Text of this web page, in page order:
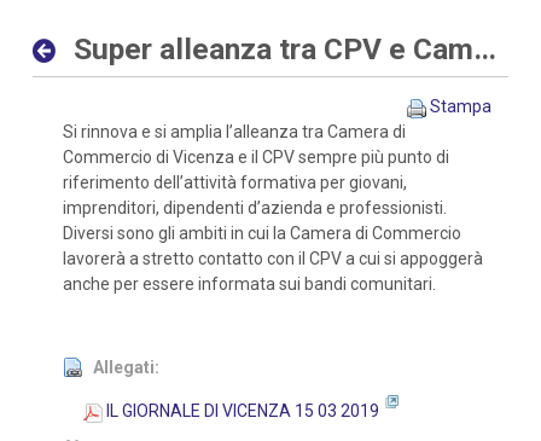
Super alleanza tra CPV e Camera di Commercio di Vicenza
Stampa
Si rinnova e si amplia l’alleanza tra Camera di
Commercio di Vicenza e il CPV sempre più punto di
riferimento dell’attività formativa per giovani,
imprenditori, dipendenti d’azienda e professionisti.
Diversi sono gli ambiti in cui la Camera di Commercio
lavorerà a stretto contatto con il CPV a cui si appoggerà
anche per essere informata sui bandi comunitari.
Allegati:
IL GIORNALE DI VICENZA 15 03 2019